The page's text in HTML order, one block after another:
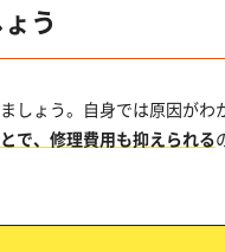
う
ょう。自身では原因が
で、修理費用も抑えられる